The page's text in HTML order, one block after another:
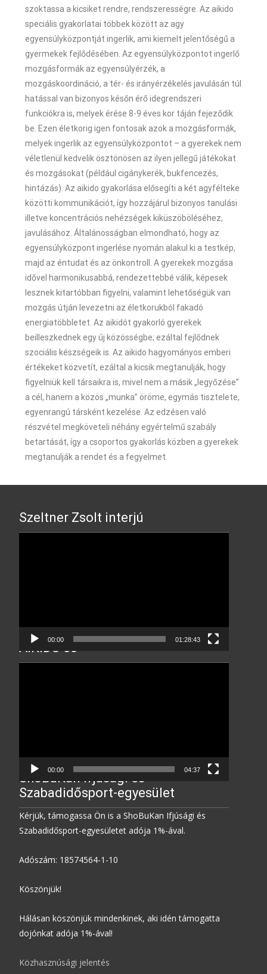
szoktassa a kicsiket rendre, rendszerességre. Az aikido
speciális gyakorlatai többek között az agy
egyensúlyközpontját ingerlik, ami kiemelt jelentőségű a
gyermekek fejlődésében. Az egyensúlyközpontot ingerlő
mozgásformák az egyensúlyérzék, a
mozgáskoordináció, a tér- és irányérzékelés javulásán túl
hatással van bizonyos későn érő idegrendszeri
funkciókra is, melyek érése 8-9 éves kor táján fejeződik
be. Ezen életkorig igen fontosak azok a mozgásformák,
melyek ingerlik az egyensúlyközpontot – a gyerekek nem
véletlenül kedvelik ösztönösen az ilyen jellegű játékokat
és mozgásokat (például cigánykerék, bukfencezés,
hintázás). Az aikido gyakorlása elősegíti a két agyfélteke
közötti kommunikációt, így hozzájárul bizonyos tanulási
illetve koncentrációs nehézségek kiküszöböléséhez,
javulásához. Általánosságban elmondható, hogy az
egyensúlyközpont ingerlése nyomán alakul ki a testkép,
majd az éntudat és az önkontroll. A gyerekek mozgása
idővel harmonikusabbá, rendezettebbé válik, képesek
lesznek kitartóbban figyelni, valamint lehetőségük van
mozgás útján levezetni az életkorukból fakadó
energiatöbbletet. Az aikidót gyakorló gyerekek
beilleszkednek egy új közösségbe; ezáltal fejlődnek
szociális készségeik is. Az aikido hagyományos emberi
értékeket közvetít, ezáltal a kicsik megtanulják, hogy
figyelniük kell társaikra is, mivel nem a másik „legyőzése”
a cél, hanem a közös „munka” öröme, egymás tisztelete,
egyenrangú társként kezelése. Az edzésen való
részvétel megköveteli néhány egyértelmű szabály
betartását, így a csoportos gyakorlás közben a gyerekek
megtanulják a rendet és a fegyelmet.
Szeltner Zsolt interjú
00:00 01:28:43
AIKIDO 60
00:00 04:37
ShoBuKan Ifjúsági és
Szabadidősport-egyesület
Kérjük, támogassa Ön is a ShoBuKan Ifjúsági és
Szabadidősport-egyesületet adója 1%-ával.
Adószám: 18574564-1-10
Köszönjük!
Hálásan köszönjük mindenkinek, aki idén támogatta
dojónkat adója 1%-ával!
Közhasznúsági jelentés